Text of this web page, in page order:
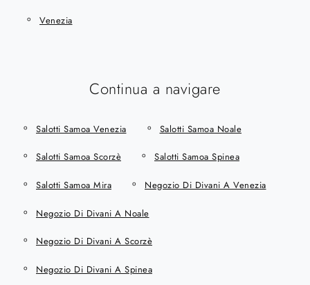
Venezia
Continua a navigare
Salotti Samoa Venezia Salotti Samoa Noale
Salotti Samoa Scorzè Salotti Samoa Spinea
Salotti Samoa Mira Negozio Di Divani A Venezia
Negozio Di Divani A Noale
Negozio Di Divani A Scorzè
Negozio Di Divani A Spinea